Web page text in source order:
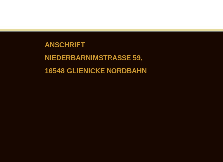
ANSCHRIFT
NIEDERBARNIMSTRASSE 59,
16548 GLIENICKE NORDBAHN